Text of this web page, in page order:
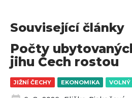
Související články
JIŽNÍ ČECHY EKONOMIKA VOLNÝ
Počty
jihu Čech rostou